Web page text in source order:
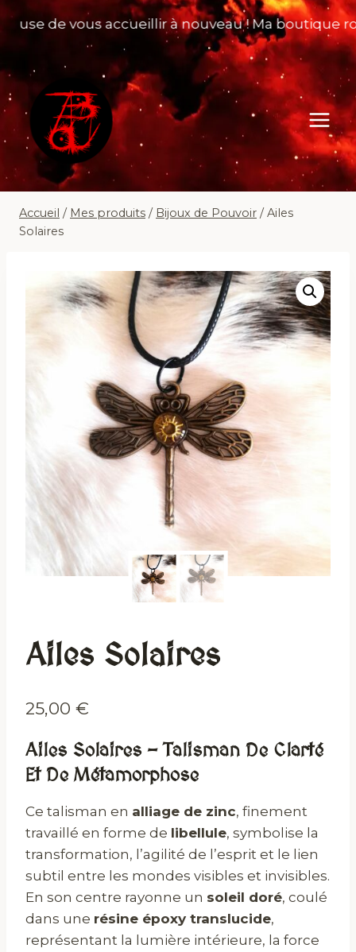
Aller
de vous accueillir à nouveau ! Ma boutique
Accueil / Mes produits / Bijoux de Pouvoir / Ailes
Solaires
Ailes Solaires
25,00 €
Ailes Solaires – Talisman De Clarté
Et De Métamorphose
Ce talisman en alliage de zinc, finement
travaillé en forme de libellule, symbolise la
transformation, l’agilité de l’esprit et le lien
subtil entre les mondes visibles et invisibles.
En son centre rayonne un soleil doré, coulé
dans une résine époxy translucide,
représentant la lumière intérieure, la force